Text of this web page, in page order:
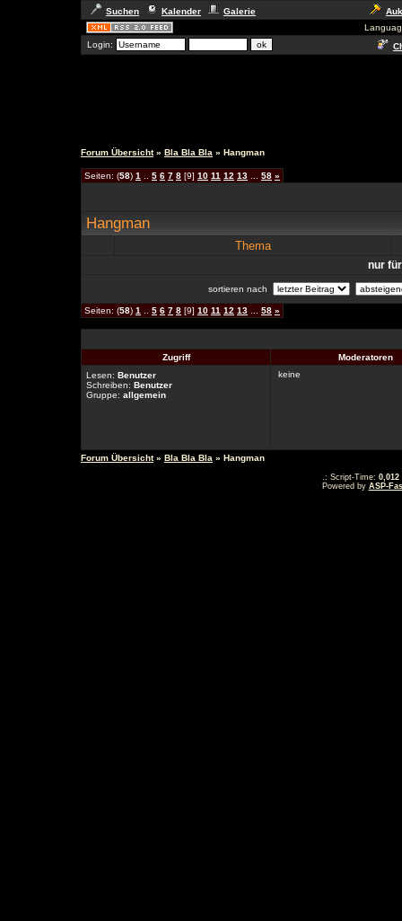
Suchen Kalender Galerie
Login:
Forum Übersicht » Bla Bla Bla » Hangman
Seiten: (58) 1 5 6 7 8 [9] 10 11 12 13 58 »
Hangman
Thema
nur
sortieren nach
Seiten: (58) 1 5 6 7 8 [9] 10 11 12 13 58 »
Zugriff
Moderatoren
Lesen: Benutzer
Schreiben: Benutzer
Gruppe: allgemein
keine
Forum Übersicht » Bla Bla Bla » Hangman
.: Script-Time: 0,012
Powered by ASP-